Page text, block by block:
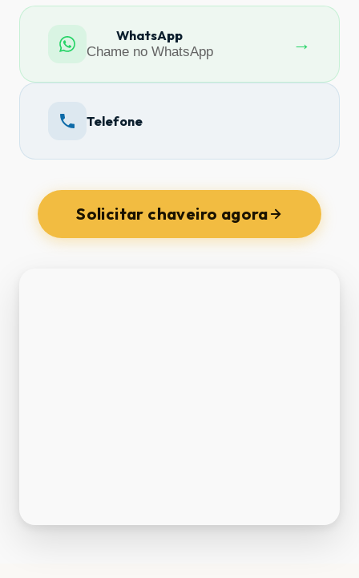
WhatsApp
Chame no WhatsApp
→
Telefone
Solicitar chaveiro agora